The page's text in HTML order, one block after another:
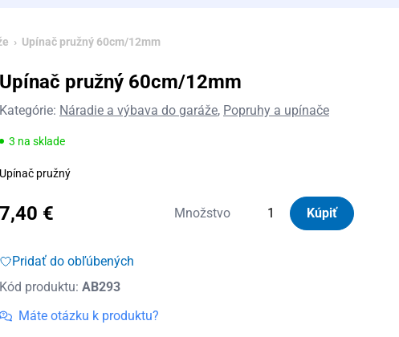
› Upínač pružný 60cm/12mm
Upínač pružný 60cm/12mm
Kategórie: Náradie a výbava do garáže, Popruhy a upínače
3 na sklade
Upínač pružný
7,40 € Množstvo
množstvo
Kúpiť
Pridať do obľúbených
Kód produktu: AB293
Máte otázku k produktu?